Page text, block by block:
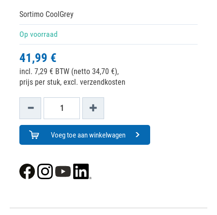
Sortimo CoolGrey
Op voorraad
41,99 €
incl. 7,29 € BTW (netto 34,70 €),
prijs per stuk, excl. verzendkosten
Voeg toe aan winkelwagen